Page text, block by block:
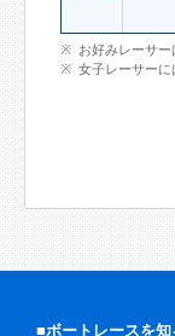
お好みレーサー
女子レーサーに
■ボートレースを